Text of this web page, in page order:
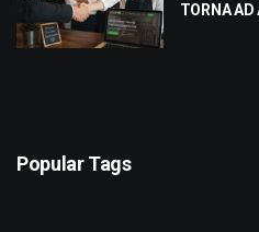
TORNA AD
Popular Tags